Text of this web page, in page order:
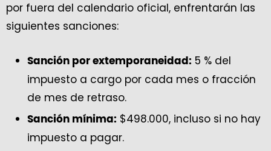
por fuera del calendario oficial, enfrentarán las
siguientes sanciones:
Sanción por extemporaneidad: 5 % del
impuesto a cargo por cada mes o fracción
de mes de retraso.
Sanción mínima: $498.000, incluso si no hay
impuesto a pagar.